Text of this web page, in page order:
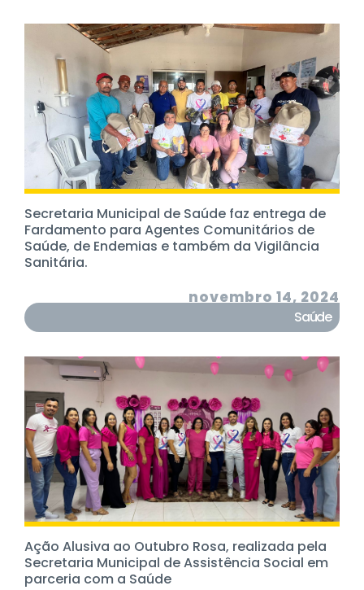
Secretaria Municipal de Saúde faz entrega de
Fardamento para Agentes Comunitários de
Saúde, de Endemias e também da Vigilância
Sanitária.
Saúde
novembro 14, 2024
Ação Alusiva ao Outubro Rosa, realizada pela
Secretaria Municipal de Assistência Social em
parceria com a Saúde